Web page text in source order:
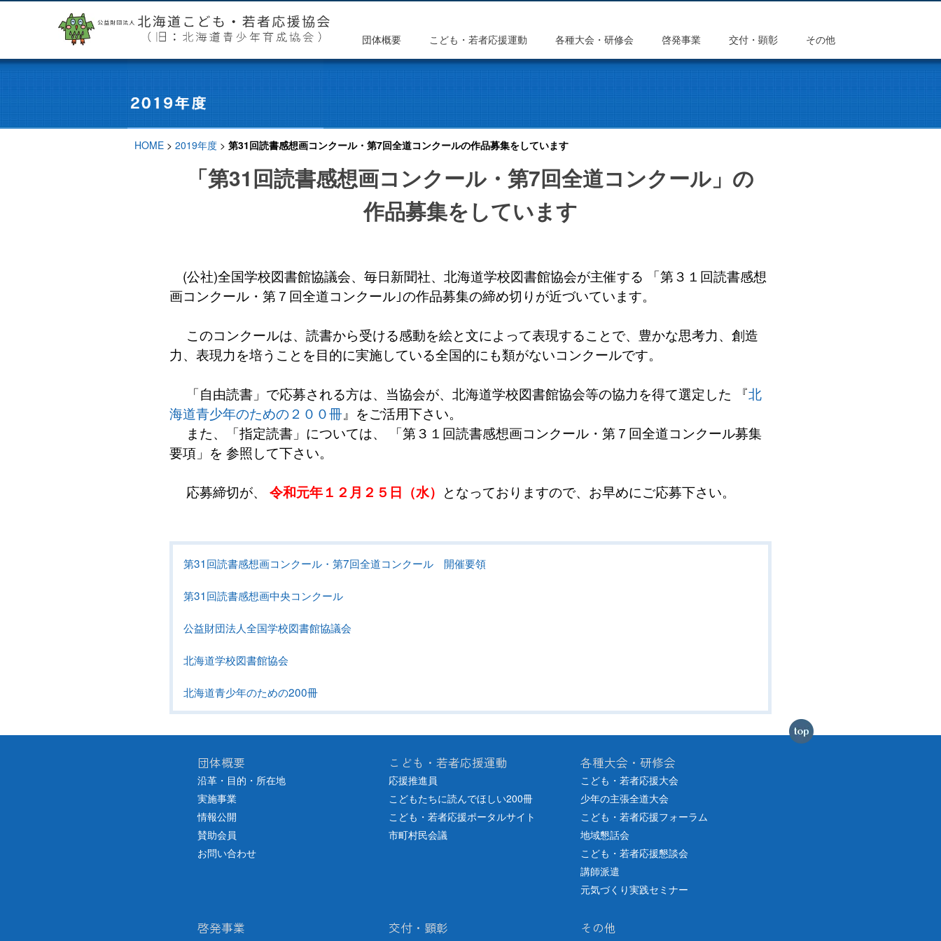
団体概要 こども・若者応援運動 各種大会・研修会 啓発事業 交付・顕彰 その他
HOME > 2019年度 > 第31回読書感想画コンクール・第7回全道コンクールの作品募集をしています
「第31回読書感想画コンクール・第7回全道コンクール」の
作品募集をしています
(公社)全国学校図書館協議会、毎日新聞社、北海道学校図書館協会が主催する 「第３１回読書感想
画コンクール・第７回全道コンクール｣の作品募集の締め切りが近づいています。
このコンクールは、読書から受ける感動を絵と文によって表現することで、豊かな思考力、創造
力、表現力を培うことを目的に実施している全国的にも類がないコンクールです。
「自由読書」で応募される方は、当協会が、北海道学校図書館協会等の協力を得て選定した 『北
海道青少年のための２００冊』をご活用下さい。
また、「指定読書」については、 「第３１回読書感想画コンクール・第７回全道コンクール募集
要項」を 参照して下さい。
応募締切が、 令和元年１２月２５日（水） となっておりますので、お早めにご応募下さい。
第31回読書感想画コンクール・第7回全道コンクール 開催要領
第31回読書感想画中央コンクール
公益財団法人全国学校図書館協議会
北海道学校図書館協会
北海道青少年のための200冊
団体概要
沿革・目的・所在地
実施事業
情報公開
賛助会員
お問い合わせ
こども・若者応援運動
応援推進員
こどもたちに読んでほしい200冊
こども・若者応援ポータルサイト
市町村民会議
各種大会・研修会
こども・若者応援大会
少年の主張全道大会
こども・若者応援フォーラム
地域懇話会
こども・若者応援懇談会
講師派遣
元気づくり実践セミナー
啓発事業 交付・顕彰 その他